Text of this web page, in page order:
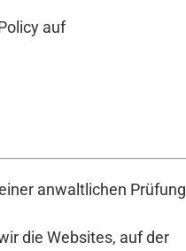
auf
anwaltlichen Prüfung
die Websites, auf der